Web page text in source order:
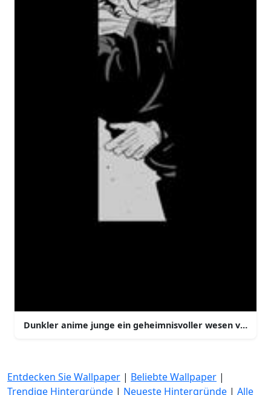
Dunkler anime junge ein geheimnisvoller wesen voll von
Entdecken Sie Wallpaper | Beliebte Wallpaper |
Trendige Hintergründe | Neueste Hintergründe | Alle